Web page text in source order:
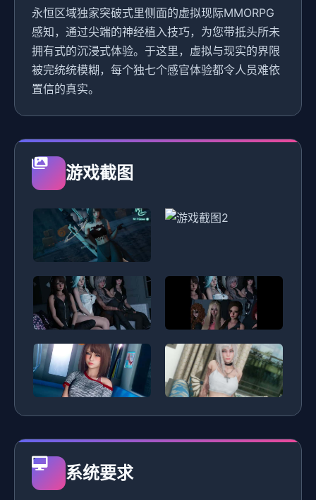
永恒区域独家突破式里侧面的虚拟现际MMORPG
感知，通过尖端的神经植入技巧，为您带抵头所未
拥有式的沉浸式体验。于这里，虚拟与现实的界限
被完统统模糊，每个独七个感官体验都令人员难依
置信的真实。
游戏截图
系统要求